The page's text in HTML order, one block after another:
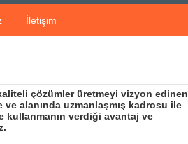
İletişim
çözümler üretmeyi vizyon edinen
ve alanında uzmanlaşmış kadrosu ile
kullanmanın verdiği avantaj ve